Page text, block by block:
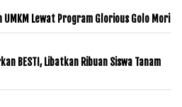
UMKM Lewat Program Glorious Golo Mori
BESTI, Libatkan Ribuan Siswa Tanam